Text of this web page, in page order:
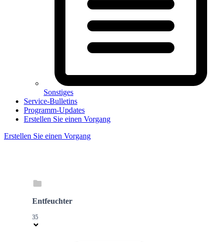
Sonstiges
Service-Bulletins
Programm-Updates
Erstellen Sie einen Vorgang
Erstellen Sie einen Vorgang
Entfeuchter
35